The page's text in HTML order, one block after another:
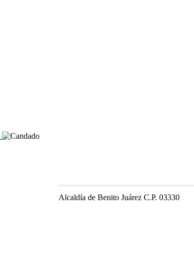
Alcaldía de Benito Juárez C.P. 03330